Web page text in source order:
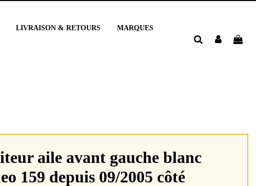
LIVRAISON & RETOURS MARQUES
aile avant gauche blanc
159 depuis 09/2005 côté